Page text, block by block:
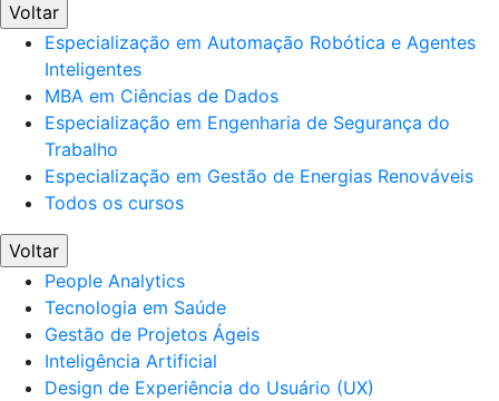
Voltar
Especialização em Automação Robótica e Agentes
Inteligentes
MBA em Ciências de Dados
Especialização em Engenharia de Segurança do
Trabalho
Especialização em Gestão de Energias Renováveis
Todos os cursos
Voltar
People Analytics
Tecnologia em Saúde
Gestão de Projetos Ágeis
Inteligência Artificial
Design de Experiência do Usuário (UX)